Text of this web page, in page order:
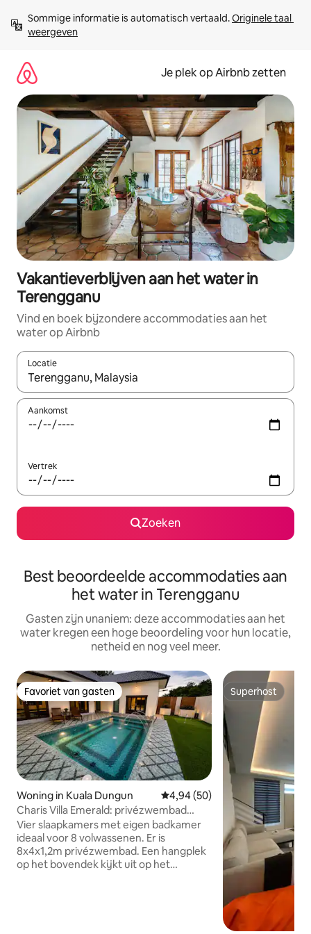
direct
naar
Sommige informatie is automatisch vertaald. Originele taal
weergeven
Je plek op Airbnb zetten
Vakantieverblijven aan het water in
Terengganu
Vind en boek bijzondere accommodaties aan het
water op Airbnb
Locatie
Wanneer er resultaten beschikbaar zijn, maak je een keuze
Aankomst
Vertrek
Zoeken
Best beoordeelde accommodaties aan
het water in Terengganu
Gasten zijn unaniem: deze accommodaties aan het
water kregen een hoge beoordeling voor hun locatie,
netheid en nog veel meer.
Favoriet van gasten
Favoriet van gasten
Woning in Kuala Dungun Gemiddelde beoordeling van
4,94 (50)
Charis Villa Emerald: privézwembad
strandvilla
Vier slaapkamers met eigen badkamer
ideaal voor 8 volwassenen. Er is
8x4x1,2m privézwembad. Een hangplek
op het bovendek kijkt uit op het
Superhost
Superhost